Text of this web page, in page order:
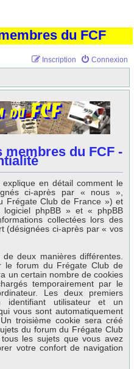
du FCF
Connexion
Inscription
du FCF -
en détail comment le
ci-après par « nous »,
Frégate Club de France ») et
logiciel phpBB » et « phpBB
collectées lors des
(désignées ci-après par « vos
deux manières différentes.
le forum du Frégate Club de
un certain nombre de cookies
temporairement par le
Les deux premiers
identifiant utilisateur et un
vous sont automatiquement
troisième cookie sera créé
du forum du Frégate Club
les sujets que vous avez
votre confort de navigation